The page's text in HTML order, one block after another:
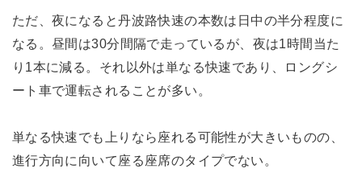
ただ、夜になると丹波路快速の本数は日中の半分程度に
なる。昼間は30分間隔で走っているが、夜は1時間当た
り1本に減る。それ以外は単なる快速であり、ロングシ
ート車で運転されることが多い。
単なる快速でも上りなら座れる可能性が大きいものの、
進行方向に向いて座る座席のタイプでない。